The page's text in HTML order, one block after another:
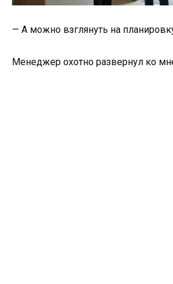
— А можно взглянуть на
Менеджер охотно развернул ко